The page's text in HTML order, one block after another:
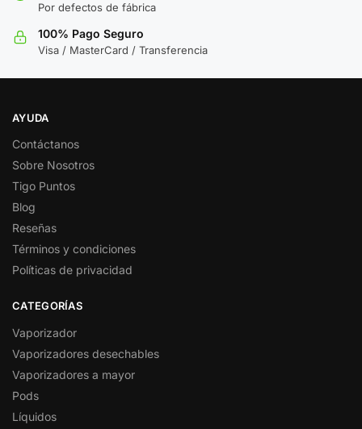
Por defectos de fábrica
100% Pago Seguro
Visa / MasterCard / Transferencia
AYUDA
Contáctanos
Sobre Nosotros
Tigo Puntos
Blog
Reseñas
Términos y condiciones
Políticas de privacidad
CATEGORÍAS
Vaporizador
Vaporizadores desechables
Vaporizadores a mayor
Pods
Líquidos